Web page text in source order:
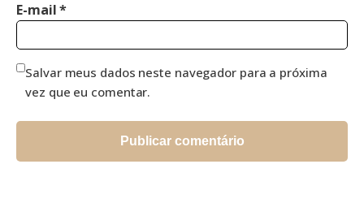
E-mail*
Salvar meus dados neste navegador para a próxima
vez que eu comentar.